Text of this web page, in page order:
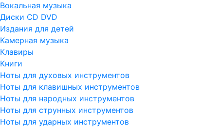
Вокальная музыка
Диски CD DVD
Издания для детей
Камерная музыка
Клавиры
Книги
Ноты для духовых инструментов
Ноты для клавишных инструментов
Ноты для народных инструментов
Ноты для струнных инструментов
Ноты для ударных инструментов